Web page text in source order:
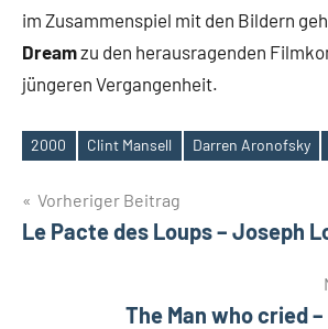
im Zusammenspiel mit den Bildern
Dreamzu den herausragenden
jüngeren Vergangenheit.
Schlagwörter
2000 Clint Mansell Darren Aronofsky
Beitragsnavigation
Vorheriger Beitrag
Le Pacte des Loups – Joseph
The Man who cried –